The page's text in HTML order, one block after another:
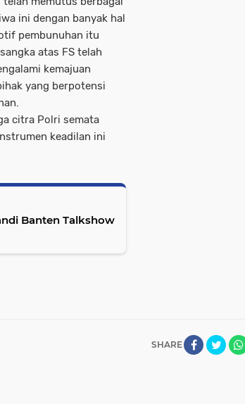
ini dengan banyak hal
pembunuhan itu
atas FS telah
kemajuan
yang berpotensi
citra Polri semata
keadilan ini
Banten Talkshow
SHARE